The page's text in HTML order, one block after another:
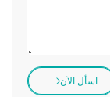
اسأل الآن